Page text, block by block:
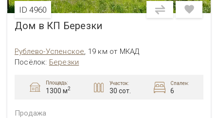
ID 4960
Дом в КП Березки
Рублево-Успенское, 19 км от МКАД
Посёлок: Березки
Площадь:
1300 м2
Участок:
30 сот.
Спален:
6
Продажа